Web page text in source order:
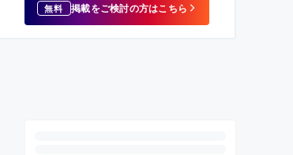
無料 掲載をご検討の方はこちら